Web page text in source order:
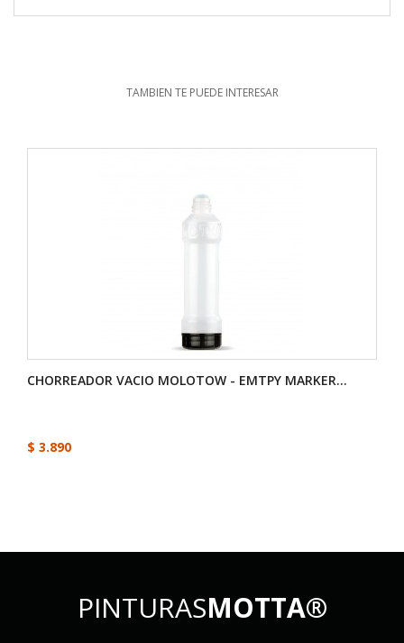
TAMBIEN TE PUEDE INTERESAR
CHORREADOR VACIO MOLOTOW - EMTPY MARKER...
$ 3.890
PINTURASMOTTA®